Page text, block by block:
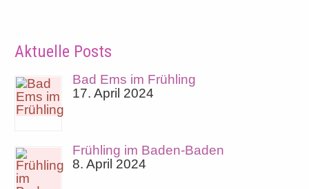
Aktuelle Posts
Bad Ems im Frühling
17. April 2024
Frühling im Baden-Baden
8. April 2024